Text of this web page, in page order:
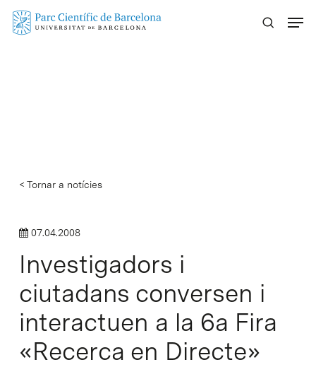
Skip
< Tornar a notícies
07.04.2008
Investigadors i
ciutadans conversen i
interactuen a la 6a Fira
«Recerca en Directe»